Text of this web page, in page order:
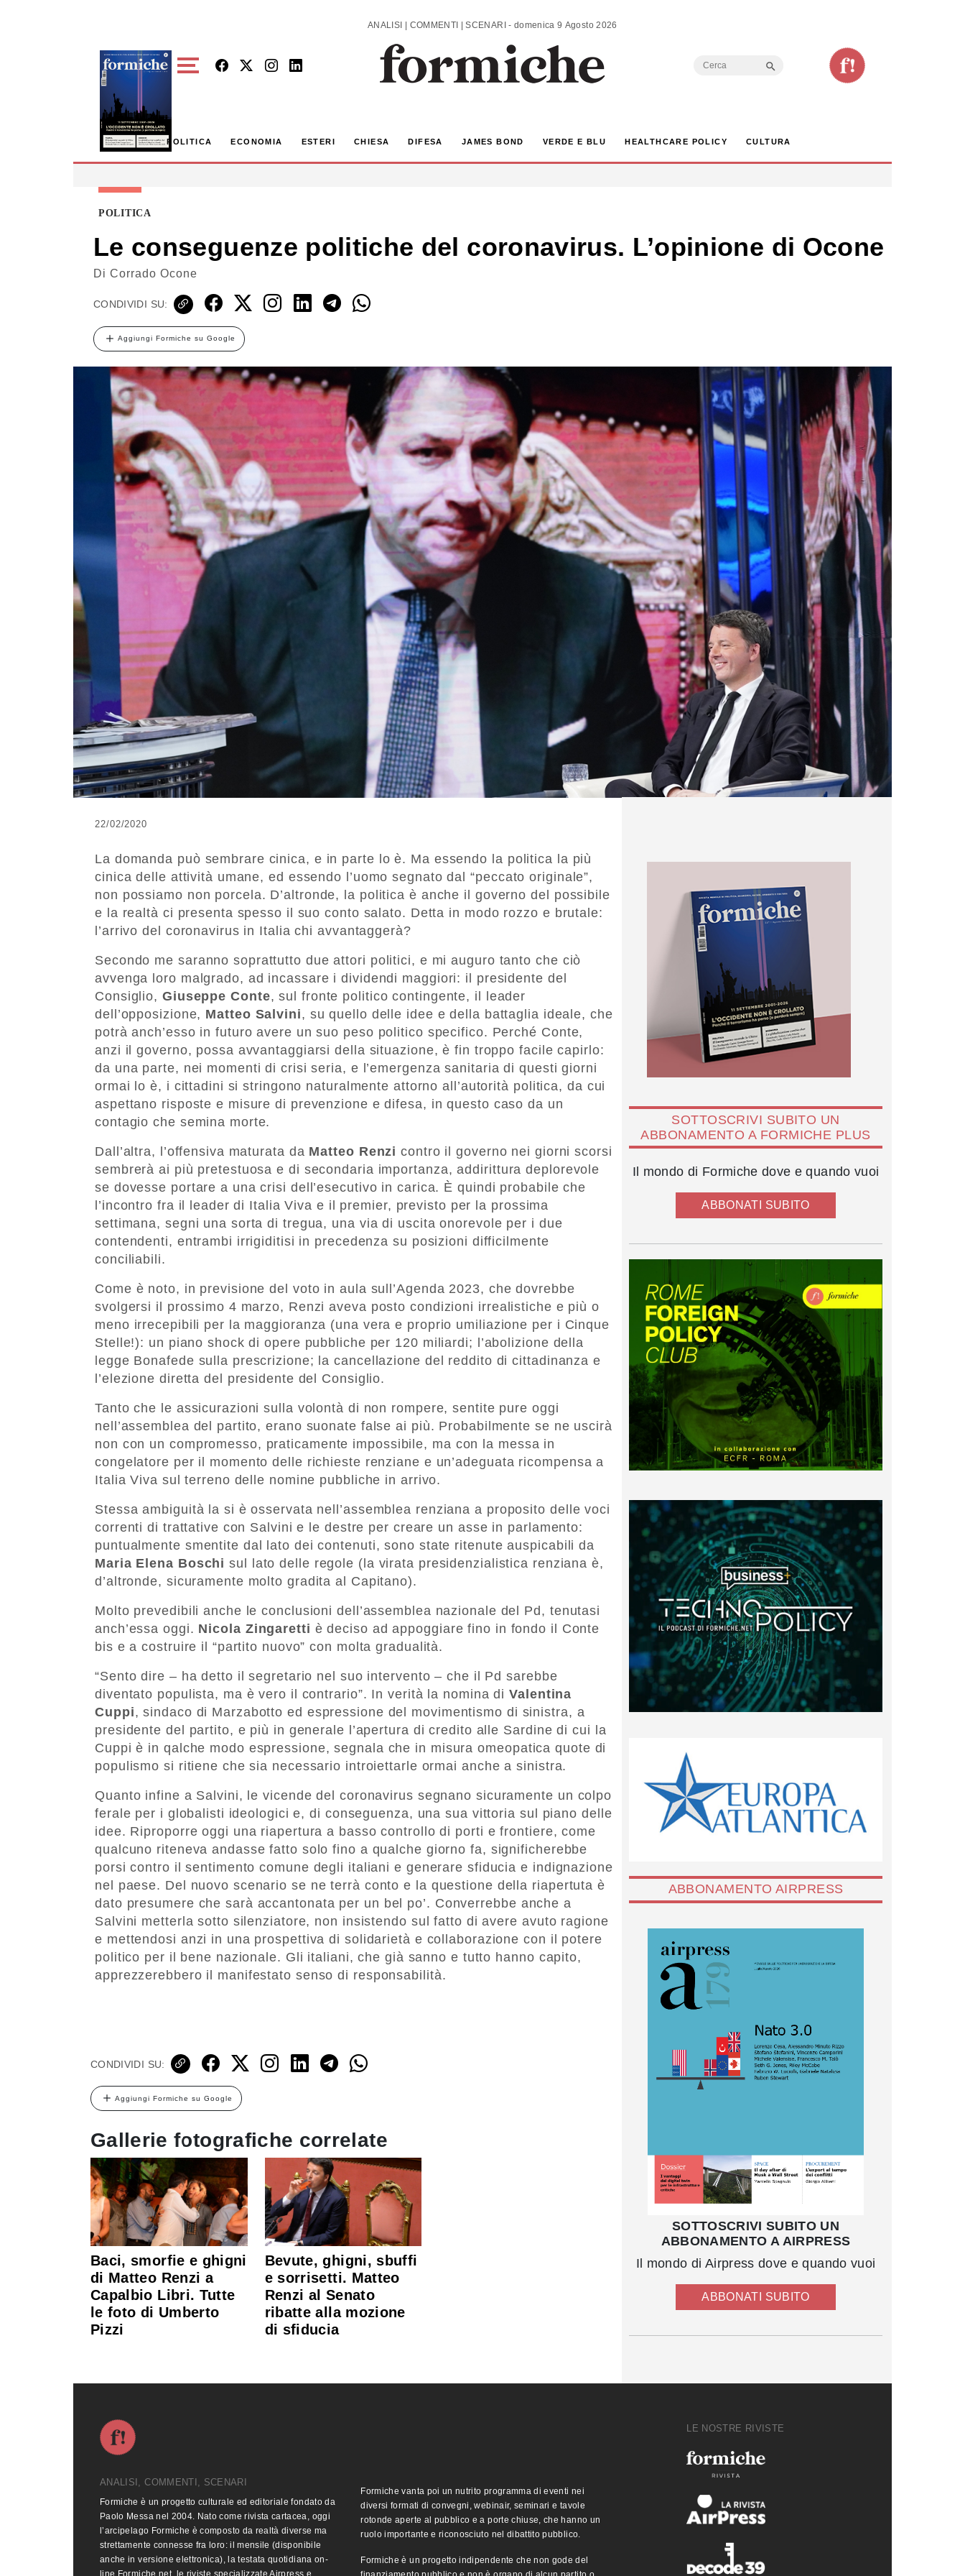
ANALISI | COMMENTI | SCENARI - domenica 9 Agosto 2026
Search
POLITICA ECONOMIA ESTERI CHIESA DIFESA JAMES BOND VERDE E BLU HEALTHCARE POLICY CULTURA
POLITICA
Le conseguenze politiche del coronavirus. L’opinione di Ocone
Di Corrado Ocone
CONDIVIDI SU:
Aggiungi Formiche su Google
22/02/2020
La domanda può sembrare cinica, e in parte lo è. Ma essendo la politica la più
cinica delle attività umane, ed essendo l’uomo segnato dal “peccato originale”,
non possiamo non porcela. D’altronde, la politica è anche il governo del possibile
e la realtà ci presenta spesso il suo conto salato. Detta in modo rozzo e brutale:
l’arrivo del coronavirus in Italia chi avvantaggerà?
Secondo me saranno soprattutto due attori politici, e mi auguro tanto che ciò
avvenga loro malgrado, ad incassare i dividendi maggiori: il presidente del
Consiglio, Giuseppe Conte, sul fronte politico contingente, il leader
dell’opposizione, Matteo Salvini, su quello delle idee e della battaglia ideale, che
potrà anch’esso in futuro avere un suo peso politico specifico. Perché Conte,
anzi il governo, possa avvantaggiarsi della situazione, è fin troppo facile capirlo:
da una parte, nei momenti di crisi seria, e l’emergenza sanitaria di questi giorni
ormai lo è, i cittadini si stringono naturalmente attorno all’autorità politica, da cui
aspettano risposte e misure di prevenzione e difesa, in questo caso da un
contagio che semina morte.
Dall’altra, l’offensiva maturata da Matteo Renzi contro il governo nei giorni scorsi
sembrerà ai più pretestuosa e di secondaria importanza, addirittura deplorevole
se dovesse portare a una crisi dell’esecutivo in carica. È quindi probabile che
l’incontro fra il leader di Italia Viva e il premier, previsto per la prossima
settimana, segni una sorta di tregua, una via di uscita onorevole per i due
contendenti, entrambi irrigiditisi in precedenza su posizioni difficilmente
conciliabili.
Come è noto, in previsione del voto in aula sull’Agenda 2023, che dovrebbe
svolgersi il prossimo 4 marzo, Renzi aveva posto condizioni irrealistiche e più o
meno irrecepibili per la maggioranza (una vera e proprio umiliazione per i Cinque
Stelle!): un piano shock di opere pubbliche per 120 miliardi; l’abolizione della
legge Bonafede sulla prescrizione; la cancellazione del reddito di cittadinanza e
l’elezione diretta del presidente del Consiglio.
Tanto che le assicurazioni sulla volontà di non rompere, sentite pure oggi
nell’assemblea del partito, erano suonate false ai più. Probabilmente se ne uscirà
non con un compromesso, praticamente impossibile, ma con la messa in
congelatore per il momento delle richieste renziane e un’adeguata ricompensa a
Italia Viva sul terreno delle nomine pubbliche in arrivo.
Stessa ambiguità la si è osservata nell’assemblea renziana a proposito delle voci
correnti di trattative con Salvini e le destre per creare un asse in parlamento:
puntualmente smentite dal lato dei contenuti, sono state ritenute auspicabili da
Maria Elena Boschi sul lato delle regole (la virata presidenzialistica renziana è,
d’altronde, sicuramente molto gradita al Capitano).
Molto prevedibili anche le conclusioni dell’assemblea nazionale del Pd, tenutasi
anch’essa oggi. Nicola Zingaretti è deciso ad appoggiare fino in fondo il Conte
bis e a costruire il “partito nuovo” con molta gradualità.
“Sento dire – ha detto il segretario nel suo intervento – che il Pd sarebbe
diventato populista, ma è vero il contrario”. In verità la nomina diValentina
Cuppi, sindaco di Marzabotto ed espressione del movimentismo di sinistra, a
presidente del partito, e più in generale l’apertura di credito alle Sardine di cui la
Cuppi è in qalche modo espressione, segnala che in misura omeopatica quote di
populismo si ritiene che sia necessario introiettarle ormai anche a sinistra.
Quanto infine a Salvini, le vicende del coronavirus segnano sicuramente un colpo
ferale per i globalisti ideologici e, di conseguenza, una sua vittoria sul piano delle
idee. Riproporre oggi una riapertura a basso controllo di porti e frontiere, come
qualcuno riteneva andasse fatto solo fino a qualche giorno fa, significherebbe
porsi contro il sentimento comune degli italiani e generare sfiducia e indignazione
nel paese. Del nuovo scenario se ne terrà conto e la questione della riapertuta è
dato presumere che sarà accantonata per un bel po’. Converrebbe anche a
Salvini metterla sotto silenziatore, non insistendo sul fatto di avere avuto ragione
e mettendosi anzi in una prospettiva di solidarietà e collaborazione con il potere
politico per il bene nazionale. Gli italiani, che già sanno e tutto hanno capito,
apprezzerebbero il manifestato senso di responsabilità.
CONDIVIDI SU:
Aggiungi Formiche su Google
Gallerie fotografiche correlate
Baci, smorfie e ghigni
di Matteo Renzi a
Capalbio Libri. Tutte
le foto di Umberto
Pizzi
Bevute, ghigni, sbuffi
e sorrisetti. Matteo
Renzi al Senato
ribatte alla mozione
di sfiducia
SOTTOSCRIVI SUBITO UN
ABBONAMENTO A FORMICHE PLUS
Il mondo di Formiche dove e quando vuoi
ABBONATI SUBITO
ABBONAMENTO AIRPRESS
SOTTOSCRIVI SUBITO UN
ABBONAMENTO A AIRPRESS
Il mondo di Airpress dove e quando vuoi
ABBONATI SUBITO
ANALISI, COMMENTI, SCENARI
Formiche è un progetto culturale ed editoriale fondato da
Paolo Messa nel 2004. Nato come rivista cartacea, oggi
l’arcipelago Formiche è composto da realtà diverse ma
strettamente connesse fra loro: il mensile (disponibile
anche in versione elettronica), la testata quotidiana on-
line Formiche.net, le riviste specializzate Airpress e
Formiche vanta poi un nutrito programma di eventi nei
diversi formati di convegni, webinair, seminari e tavole
rotonde aperte al pubblico e a porte chiuse, che hanno un
ruolo importante e riconosciuto nel dibattito pubblico.
Formiche è un progetto indipendente che non gode del
LE NOSTRE RIVISTE